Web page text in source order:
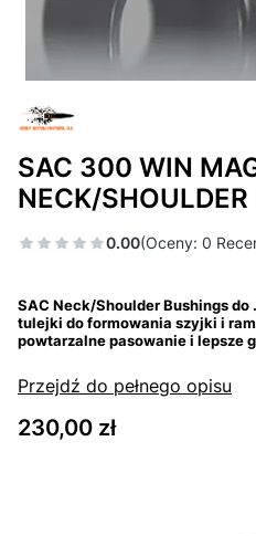
SAC 300 WIN
NECK/
0.00(Oceny: 0
SAC Neck/Shoulder Bushings
tulejki do formowania szyjki i
powtarzalne pasowanie i lepsze
Przejdź do pełnego opisu
Cena
230,00 zł